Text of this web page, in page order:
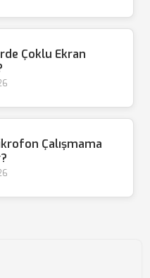
Çoklu Ekran
Çalışmama